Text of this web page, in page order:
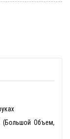
(Большой Объем,